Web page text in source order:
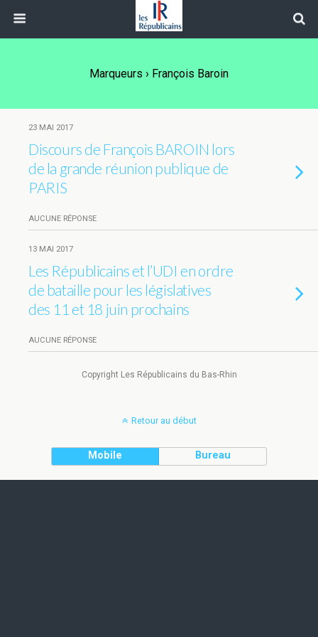
Marqueurs › François Baroin
23 MAI 2017
Discours de François BAROIN lors
de la grande réunion publique de
PARIS
AUCUNE RÉPONSE
13 MAI 2017
Les Républicains et l’UDI en ordre
de bataille pour les législatives
des 11 et 18 juin prochains
AUCUNE RÉPONSE
Copyright Les Républicains du Bas-Rhin
Retour au début
Mobile Bureau